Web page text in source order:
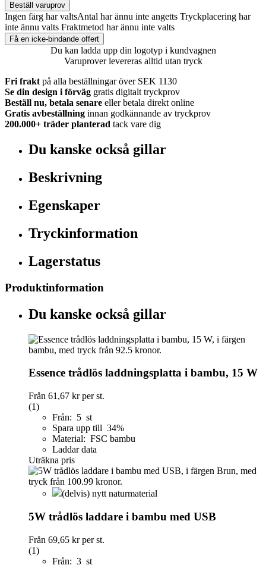
Beställ varuprov
Ingen färg har valtsAntal har ännu inte angetts Tryckplacering har
inte ännu valts Fraktmetod har ännu inte valts
Få en icke-bindande offert
Du kan ladda upp din logotyp i kundvagnen
Varuprover levereras alltid utan tryck
Fri frakt på alla beställningar över SEK 1130
Se din design i förväg gratis digitalt tryckprov
Beställ nu, betala senare eller betala direkt online
Gratis avbeställning innan godkännande av tryckprov
200.000+ träder planterad tack vare dig
Du kanske också gillar
Beskrivning
Egenskaper
Tryckinformation
Lagerstatus
Produktinformation
Du kanske också gillar
Essence trådlös laddningsplatta i bambu, 15 W
Från 61,67 krper st.
(1)
Från: 5 st
Spara upp till 34%
Material: FSC bambu
Laddar data
Uträkna pris
(delvis) nytt naturmaterial
5W trådlös laddare i bambu med USB
Från 69,65 krper st.
(1)
Från: 3 st